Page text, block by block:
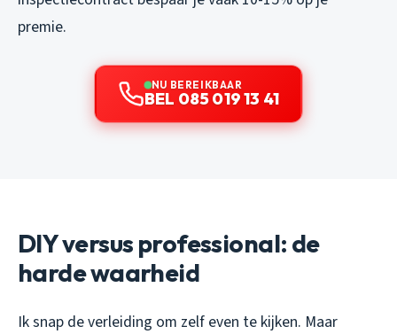
premie.
NU BEREIKBAAR
BEL 085 019 13 41
DIY versus professional: de
harde waarheid
Ik snap de verleiding om zelf even te kijken. Maar